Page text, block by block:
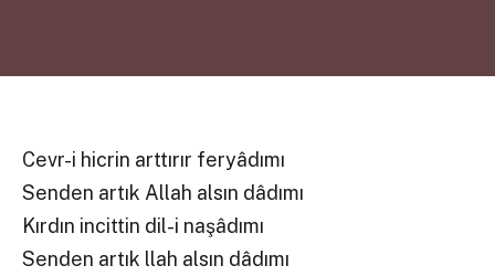
Cevr-i hicrin arttırır feryâdımı
Senden artık Allah alsın dâdımı
Kırdın incittin dil-i naşâdımı
Senden artık llah alsın dâdımı